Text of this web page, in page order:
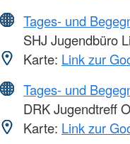
Tages- und
SHJ Jugendbüro
Karte: Link zur
Tages- und
DRK Jugendtreff
Karte: Link zur